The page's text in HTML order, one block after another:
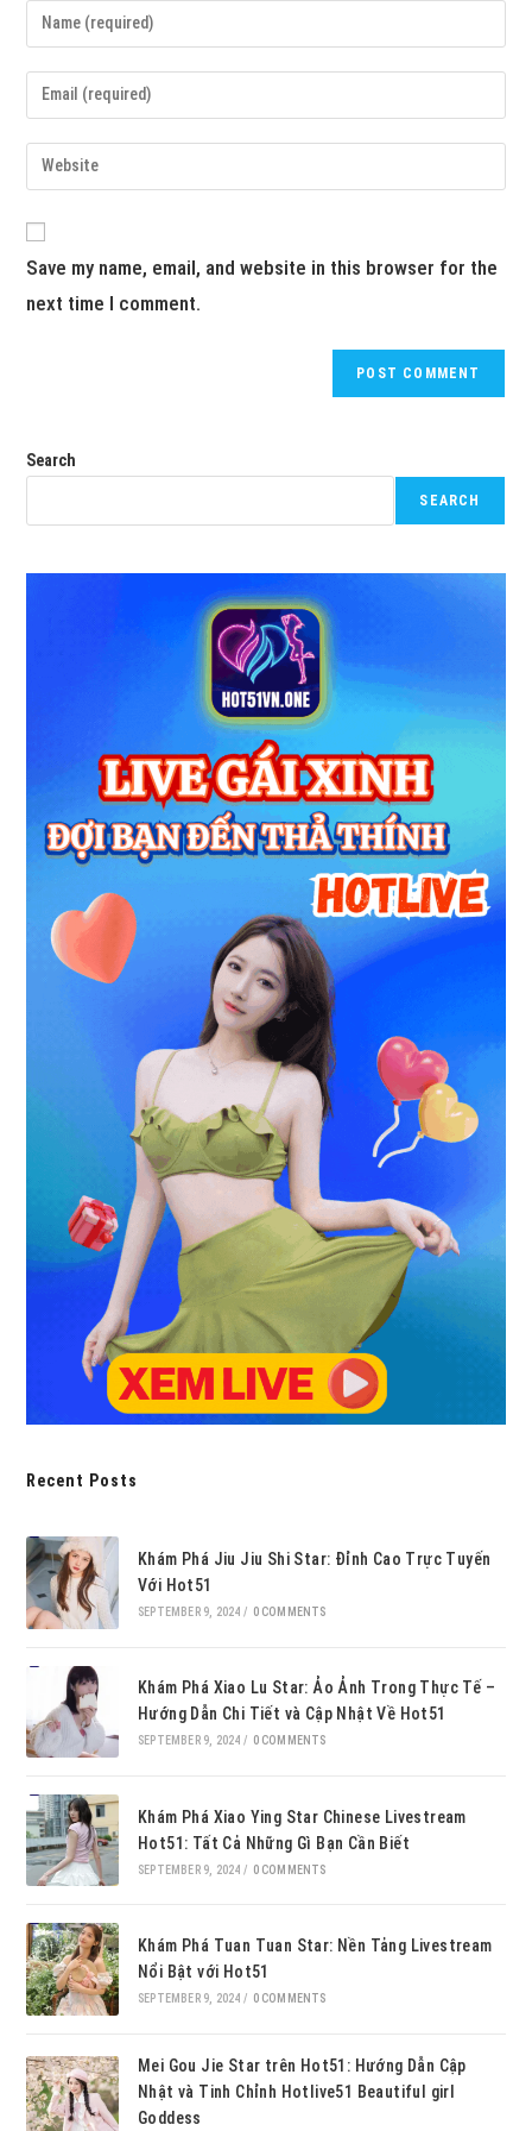
Save my name, email, and website in this browser for the
next time I comment.
Search
SEARCH
Recent Posts
Khám Phá Jiu Jiu Shi Star: Đỉnh Cao Trực Tuyến
Với Hot51
SEPTEMBER 9, 2024 / 0 COMMENTS
Khám Phá Xiao Lu Star: Ảo Ảnh Trong Thực Tế –
Hướng Dẫn Chi Tiết và Cập Nhật Về Hot51
SEPTEMBER 9, 2024 / 0 COMMENTS
Khám Phá Xiao Ying Star Chinese Livestream
Hot51: Tất Cả Những Gì Bạn Cần Biết
SEPTEMBER 9, 2024 / 0 COMMENTS
Khám Phá Tuan Tuan Star: Nền Tảng Livestream
Nổi Bật với Hot51
SEPTEMBER 9, 2024 / 0 COMMENTS
Mei Gou Jie Star trên Hot51: Hướng Dẫn Cập
Nhật và Tinh Chỉnh Hotlive51 Beautiful girl
Goddess